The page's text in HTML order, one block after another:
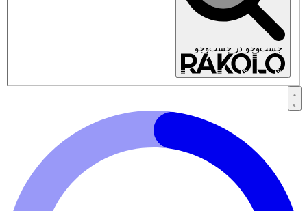
جست‌وجو در جست‌وجو ...